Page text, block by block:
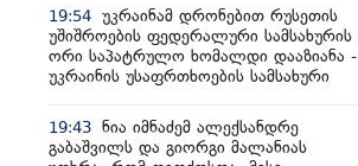
19:54 უკრაინამ დრონებით რუსეთის
უშიშროების ფედერალური სამსახურის
ორი საპატრულო ხომალდი დააზიანა -
უკრაინის უსაფრთხოების სამსახური
19:43 ნია იმნაძემ ალექსანდრე
გაბაშვილს და გიორგი მალანიას